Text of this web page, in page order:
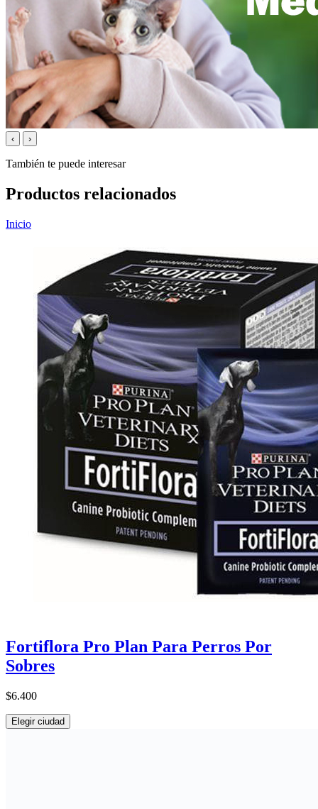
‹ ›
También te puede interesar
Productos relacionados
Inicio
Fortiflora Pro Plan Para Perros Por
Sobres
$6.400
Elegir ciudad